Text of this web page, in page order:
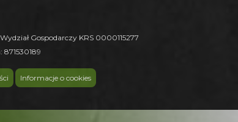
Gospodarczy KRS 0000115277
Informacje o cookies